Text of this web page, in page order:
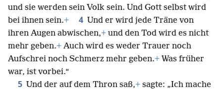
und sie werden sein Volk sein. Und Gott selbst wird
bei ihnen sein.+ 4 Und er wird jede Träne von
ihren Augen abwischen,+ und den Tod wird es nicht
mehr geben.+ Auch wird es weder Trauer noch
Aufschrei noch Schmerz mehr geben.+ Was früher
war, ist vorbei.“
5 Und der auf dem Thron saß,+ sagte: „Ich mache